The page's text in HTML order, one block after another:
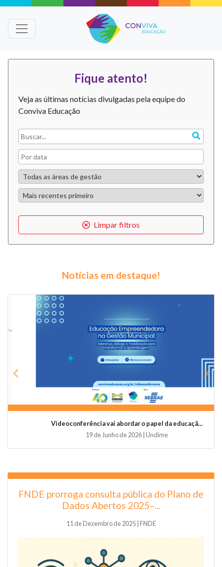
Fique atento!
Veja as últimas notícias divulgadas pela equipe do
Conviva Educação
Limpar filtros
Notícias em destaque!
Videoconferência vai abordar o papel da educaçã...
19 de Junho de 2026 | Undime
Previous
FNDE prorroga consulta pública do Plano de
Dados Abertos 2025–...
11 de Dezembro de 2025 | FNDE